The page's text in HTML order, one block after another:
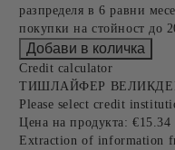
разпределя в 6 равни
покупки на стойност до
Credit calculator
ТИШЛАЙФЕР
Please select credit
Цена на продукта: €15.34
Extraction of information